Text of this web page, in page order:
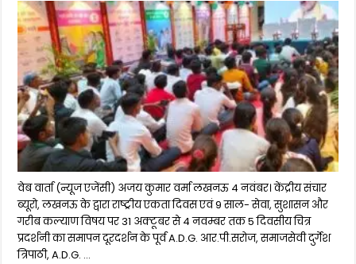
वेब वार्ता (न्यूज एजेंसी) अजय कुमार वर्मा लखनऊ 4 नवंबर। केंद्रीय संचार
ब्यूरो, लखनऊ के द्वारा राष्ट्रीय एकता दिवस एवं 9 साल- सेवा, सुशासन और
गरीब कल्याण विषय पर 31 अक्टूबर से 4 नवम्बर तक 5 दिवसीय चित्र
प्रदर्शनी का समापन दूरदर्शन के पूर्व A.D.G. आर.पी.सरोज, समाजसेवी दुर्गेश
त्रिपाठी, A.D.G. …